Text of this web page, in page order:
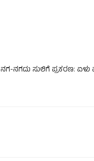
ನಗ-ನಗದು ಸುಲಿಗೆ ಪ್ರಕರಣ: